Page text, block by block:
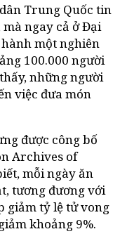
Trung Quốc tin
ngay cả ở Đại
một nghiên
100.000 người
những người
việc đưa món
được công bố
Archives of
mỗi ngày ăn
tương đương với
giảm tỷ lệ tử vong
khoảng 9%.